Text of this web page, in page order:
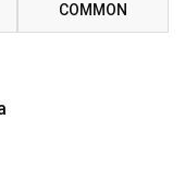
COMMON